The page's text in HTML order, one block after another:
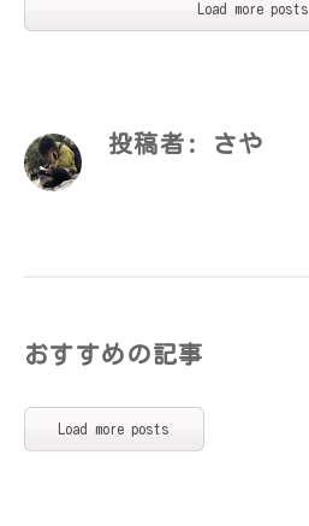
Load more posts
投稿者: さや
おすすめの記事
Load more posts